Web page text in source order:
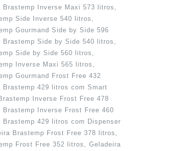
Inverse Maxi 573 litros,
Side Inverse 540 litros,
Gourmand Side by Side 596
Side by Side 540 litros,
Side by Side 560 litros,
Inverse Maxi 565 litros,
Gourmand Frost Free 432
Brastemp 429 litros com Smart
Inverse Frost Free 478
Inverse Frost Free 460
Brastemp 429 litros com Dispenser
Brastemp Frost Free 378 litros,
Frost Free 352 litros, Geladeira